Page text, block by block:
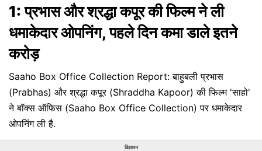
1: प्रभास और श्रद्धा कपूर की फिल्म ने ली
धमाकेदार ओपनिंग, पहले दिन कमा डाले इतने
करोड़
Saaho Box Office Collection Report: बाहुबली प्रभास
(Prabhas) और श्रद्धा कपूर (Shraddha Kapoor) की फिल्म 'साहो'
ने बॉक्स ऑफिस (Saaho Box Office Collection) पर धमाकेदार
ओपनिंग ली है.
विज्ञापन